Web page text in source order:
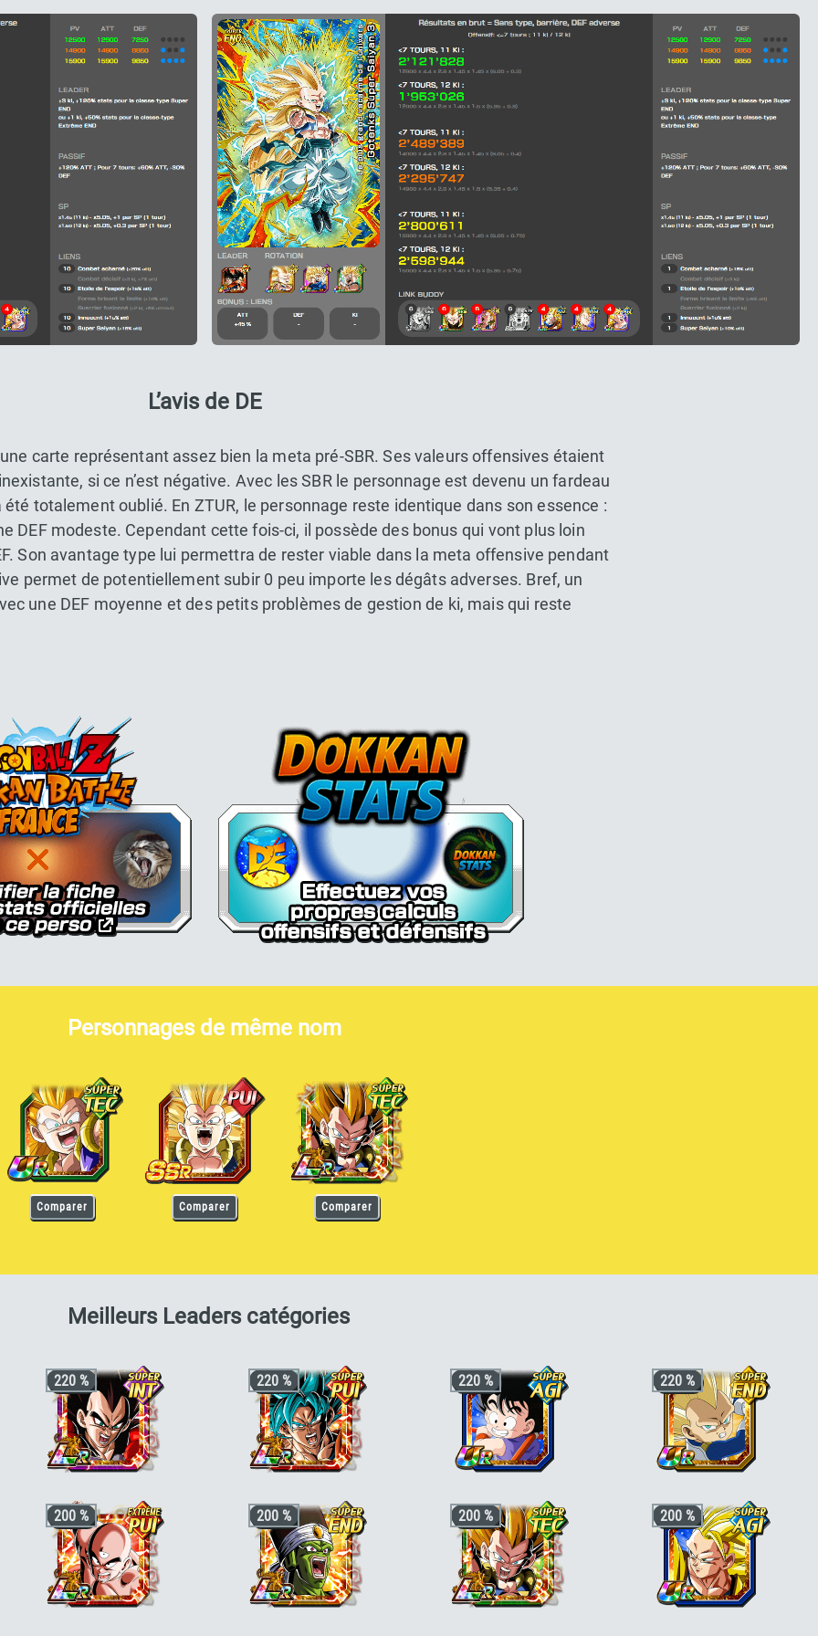
L’avis de DE
carte représentant assez bien la meta pré-SBR. Ses valeurs offensives étaient
si ce n’est négative. Avec les SBR le personnage est devenu un fardeau
totalement oublié. En ZTUR, le personnage reste identique dans son essence :
DEF modeste. Cependant cette fois-ci, il possède des bonus qui vont plus loin
Son avantage type lui permettra de rester viable dans la meta offensive pendant
permet de potentiellement subir 0 peu importe les dégâts adverses. Bref, un
une DEF moyenne et des petits problèmes de gestion de ki, mais qui reste
Dokkan Essentials x Dragon Ball Z Dokkan battle France
Personnages de même nom
Comparer
Super Saiyan 3
Comparer
Gotenks Super Saiyan 3
Comparer
Gotenks Super Saiyan 3
Meilleurs Leaders catégoriespour Gotenks Super Saiyan 3 [END]
220 %
+3 ki, +200% HP & +170% ATT/DEF
pour la catégorie"Héros de GT"
pouvoir des voeux"ou"Puissance au-
delà du Super Saiyan" , +50% stats
bonus si aussi"Lutte à pleine
puissance","Combattant ayant grandi
sur Terre"ou"Puissance de gorille"
220 %
+3 ki, +200% HP & +170% ATT/DEF
pour la catégorie"Saga du futur"
"Guerrier fusionné", +50% stats bonus
"Lien parental"ou"Dernier
atout"
220 %
+3 ki, +200% HP & +170% ATT/DEF
pour la catégorie"Arc Enfant"
"Combattant ayant grandi sur Terre"
+50% stats bonus si aussi"Enfant"
"Chercheurs de boules de cristal"
220 %
+3 ki, +200% HP & +170% ATT/DEF
pour la catégorie"Transformation
fortifiante"ou"Guerriers de génie"
+50% stats bonus si aussi"Puissance
au-delà du Super Saiyan"
200 % 200 % 200 % 200 %